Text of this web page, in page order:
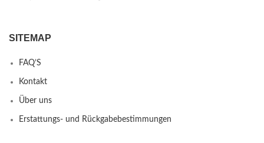
SITEMAP
FAQ’S
Kontakt
Über uns
Erstattungs- und Rückgabebestimmungen